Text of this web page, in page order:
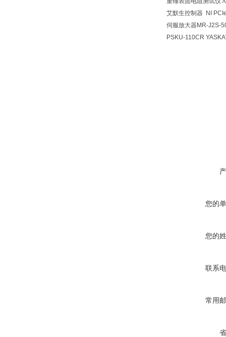
艾默生控制器 NI
伺服放大器MR-J2S-
PSKU-110CR
您的
您的
联系
常用